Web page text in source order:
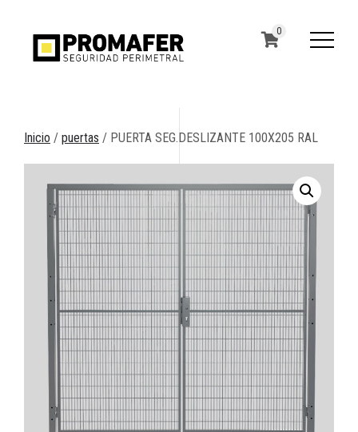
0
Inicio / puertas / PUERTA SEG.DESLIZANTE 100X205 RAL